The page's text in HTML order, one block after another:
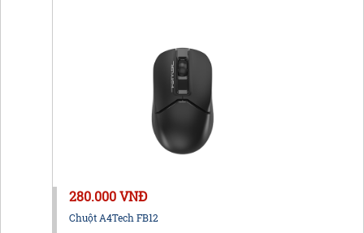
280.000 VNĐ
Chuột A4Tech FB12